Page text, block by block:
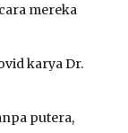
mereka
karya Dr.
putera,